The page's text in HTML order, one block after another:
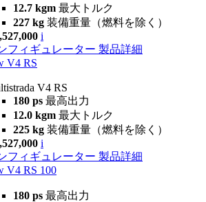
12.7 kgm 最大トルク
227 kg 装備重量（燃料を除く）
i
フィギュレーター 製品詳細
V4 RS
V4 RS
180 ps 最高出力
12.0 kgm 最大トルク
225 kg 装備重量（燃料を除く）
i
フィギュレーター 製品詳細
V4 RS 100
180 ps 最高出力